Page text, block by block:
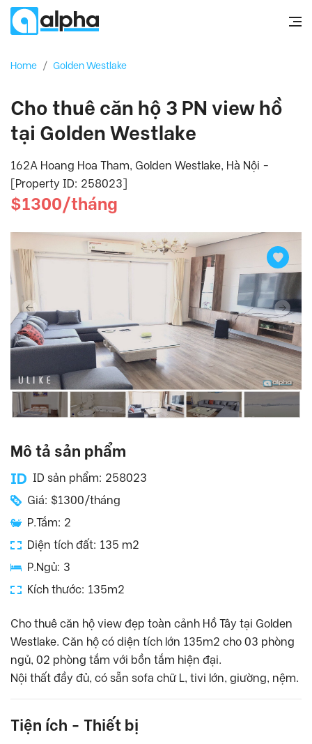
Home / Golden Westlake
Cho thuê căn hộ 3 PN view hồ
tại Golden Westlake
162A Hoang Hoa Tham, Golden Westlake, Hà Nội -
[Property ID: 258023]
$1300/tháng
Mô tả sản phẩm
ID sản phẩm: 258023
Giá: $1300/tháng
P.Tắm: 2
Diện tích đất: 135 m2
P.Ngủ: 3
Kích thước: 135m2
Cho thuê căn hộ view đẹp toàn cảnh Hồ Tây tại Golden
Westlake. Căn hộ có diện tích lớn 135m2 cho 03 phòng
ngủ, 02 phòng tắm với bồn tắm hiện đại.
Nội thất đầy đủ, có sẵn sofa chữ L, tivi lớn, giường, nệm.
Tiện ích - Thiết bị